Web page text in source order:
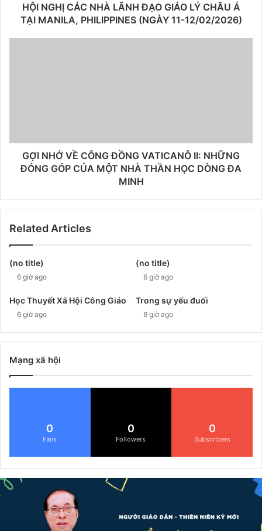
HỘI NGHỊ CÁC NHÀ LÃNH ĐẠO GIÁO LÝ CHÂU Á
TẠI MANILA, PHILIPPINES (NGÀY 11-12/02/2026)
GỢI NHỚ VỀ CÔNG ĐỒNG VATICANÔ II: NHỮNG
ĐÓNG GÓP CỦA MỘT NHÀ THẦN HỌC DÒNG ĐA
MINH
Related Articles
(no title)
6 giờ ago
(no title)
6 giờ ago
Học Thuyết Xã Hội Công Giáo
6 giờ ago
Trong sự yếu đuối
6 giờ ago
Mạng xã hội
0
Fans
0
Followers
0
Subscribers
Đ
ể